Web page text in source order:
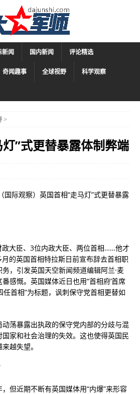
新闻 国内新闻 评论精选
奇闻趣事 全球视野 科学观察
>
”式更替暴露体制弊端
际观察）英国首相“走马灯”式更替暴露
政大臣、3位内政大臣、两位首相……他才
的英国首相特拉斯日前宣布辞去首相职
，引发英国天空新闻频道编辑阿兰·麦
感慨。英国媒体近日也用“首相府‘首席
任首相”为标题，讽刺保守党首相更替如
荡暴露出执政的保守党内部的分歧与混
家和社会治理的失效。这也使得英国民
越失望。
但近期不断有英国媒体用“内爆”来形容